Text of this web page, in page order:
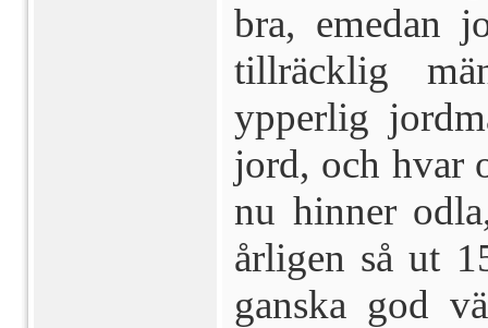
bra, emedan
tillräcklig
ypperlig
jord, och hvar
nu hinner
årligen så ut
ganska god